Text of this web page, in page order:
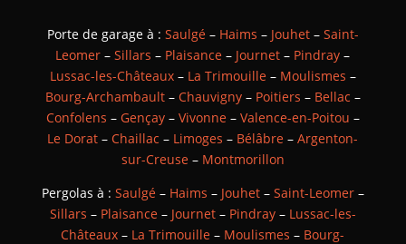
Porte de garage à : Saulgé– Haims – Jouhet– Saint-
Leomer –Sillars – Plaisance – Journet – Pindray –
Lussac-les-Châteaux– La Trimouille– Moulismes –
Bourg-Archambault– Chauvigny– Poitiers – Bellac –
Confolens – Gençay– Vivonne– Valence-en-Poitou –
Le Dorat –Chaillac – Limoges – Bélâbre –Argenton-
sur-Creuse– Montmorillon
Pergolas à : Saulgé– Haims – Jouhet– Saint-Leomer–
Sillars – Plaisance– Journet– Pindray– Lussac-les-
Châteaux – La Trimouille – Moulismes – Bourg-